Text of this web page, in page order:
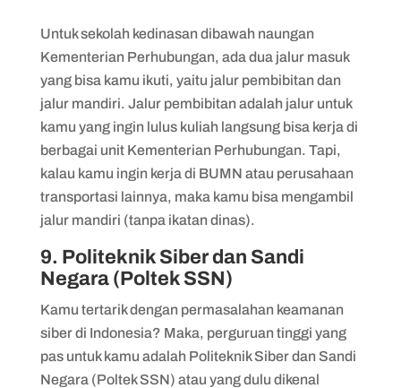
Untuk sekolah kedinasan dibawah naungan
Kementerian Perhubungan, ada dua jalur masuk
yang bisa kamu ikuti, yaitu jalur pembibitan dan
jalur mandiri. Jalur pembibitan adalah jalur untuk
kamu yang ingin lulus kuliah langsung bisa kerja di
berbagai unit Kementerian Perhubungan. Tapi,
kalau kamu ingin kerja di BUMN atau perusahaan
transportasi lainnya, maka kamu bisa mengambil
jalur mandiri (tanpa ikatan dinas).
9. Politeknik Siber dan Sandi
Negara (Poltek SSN)
Kamu tertarik dengan permasalahan keamanan
siber di Indonesia? Maka, perguruan tinggi yang
pas untuk kamu adalah Politeknik Siber dan Sandi
Negara (Poltek SSN) atau yang dulu dikenal